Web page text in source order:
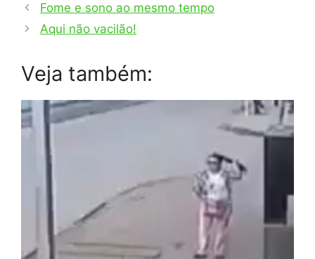
Fome e sono ao mesmo tempo
Aqui não vacilão!
Veja também: